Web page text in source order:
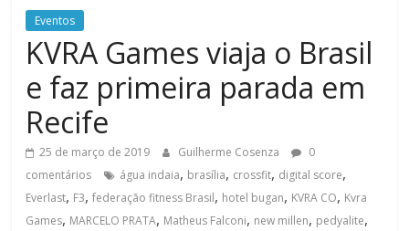
Hora
Burpee
Eventos
KVRA Games viaja o Brasil
e faz primeira parada em
Recife
25 de março de 2019 Guilherme Cosenza
0
comentários
água indaia, brasília, crossfit, digital score,
Everlast, F3,federação fitness Brasil, hotel bugan, KVRA CO, Kvra
Games, MARCELO PRATA, Matheus Falconi, new millen, pedyalite,